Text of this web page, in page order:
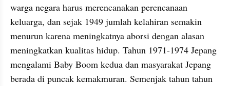
warga negara harus merencanakan perencanaan
keluarga, dan sejak 1949 jumlah kelahiran semakin
menurun karena meningkatnya aborsi dengan alasan
meningkatkan kualitas hidup. Tahun 1971-1974 Jepang
mengalami Baby Boom kedua dan masyarakat Jepang
berada di puncak kemakmuran. Semenjak tahun tahun